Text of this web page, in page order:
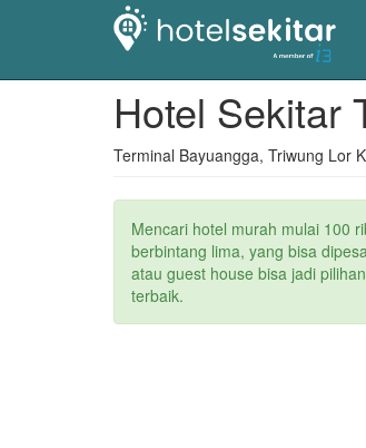
Hotel Sekitar
Terminal Bayuangga, Triwung Lor
Mencari hotel murah mulai 100
berbintang lima, yang bisa
atau guest house bisa jadi
terbaik.